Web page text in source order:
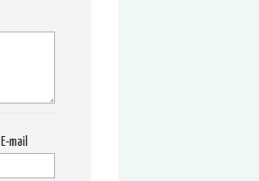
E-mail